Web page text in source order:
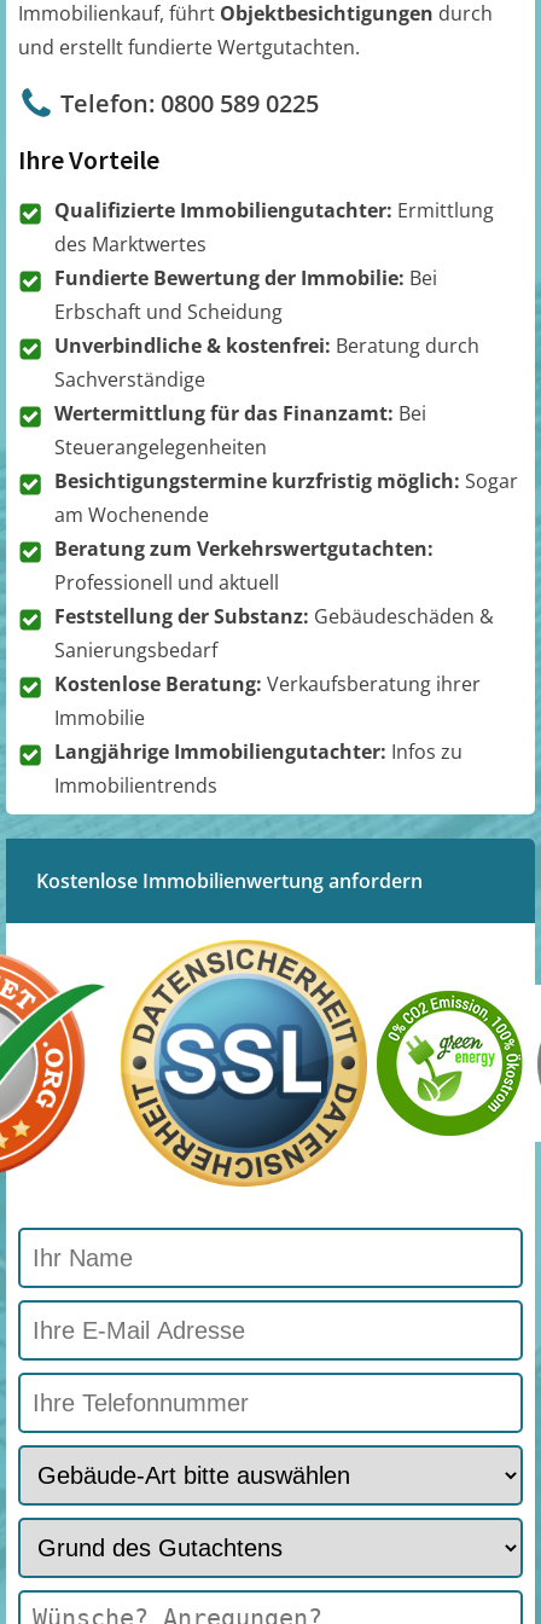
Immobilienkauf, führt Objektbesichtigungen durch
und erstellt fundierte Wertgutachten.
Telefon: 0800 589 0225
Ihre Vorteile
Qualifizierte Immobiliengutachter: Ermittlung
des Marktwertes
Fundierte Bewertung der Immobilie: Bei
Erbschaft und Scheidung
Unverbindliche & kostenfrei: Beratung durch
Sachverständige
Wertermittlung für das Finanzamt: Bei
Steuerangelegenheiten
Besichtigungstermine kurzfristig möglich: Sogar
am Wochenende
Beratung zum Verkehrswertgutachten:
Professionell und aktuell
Feststellung der Substanz: Gebäudeschäden &
Sanierungsbedarf
Kostenlose Beratung: Verkaufsberatung ihrer
Immobilie
Langjährige Immobiliengutachter: Infos zu
Immobilientrends
Kostenlose Immobilienwertung anfordern